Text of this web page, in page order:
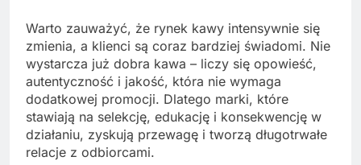
Warto zauważyć, że rynek kawy intensywnie się
zmienia, a klienci są coraz bardziej świadomi. Nie
wystarcza już dobra kawa – liczy się opowieść,
autentyczność i jakość, która nie wymaga
dodatkowej promocji. Dlatego marki, które
stawiają na selekcję, edukację i konsekwencję w
działaniu, zyskują przewagę i tworzą długotrwałe
relacje z odbiorcami.